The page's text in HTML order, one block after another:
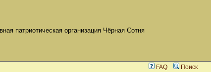
патриотическая организация Чёрная Сотня
FAQ Поиск